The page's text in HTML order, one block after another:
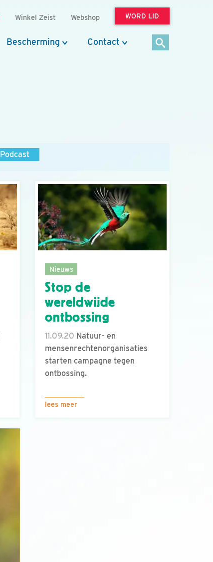
Winkel Zeist Webshop WORD LID
Bescherming Contact
Podcast
Nieuws
Stop de
wereldwijde
ontbossing
11.09.20 Natuur- en
mensenrechtenorganisaties
starten campagne tegen
ontbossing.
lees meer